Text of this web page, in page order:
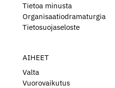
Tietoa minusta
Organisaatiodramaturgia
Tietosuojaseloste
AIHEET
Valta
Vuorovaikutus